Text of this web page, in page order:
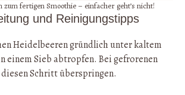
zum fertigen Smoothie – einfacher geht’s nicht!
und Reinigungstipps
Heidelbeeren gründlich unter kaltem
einem Sieb abtropfen. Bei gefrorenen
Schritt überspringen.